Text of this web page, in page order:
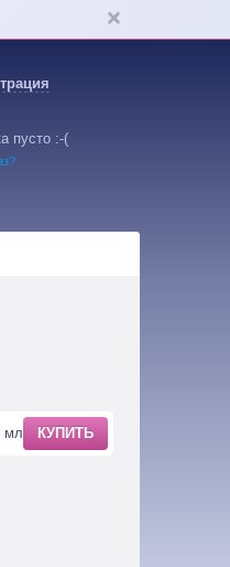
пусто :-(
мл КУПИТЬ